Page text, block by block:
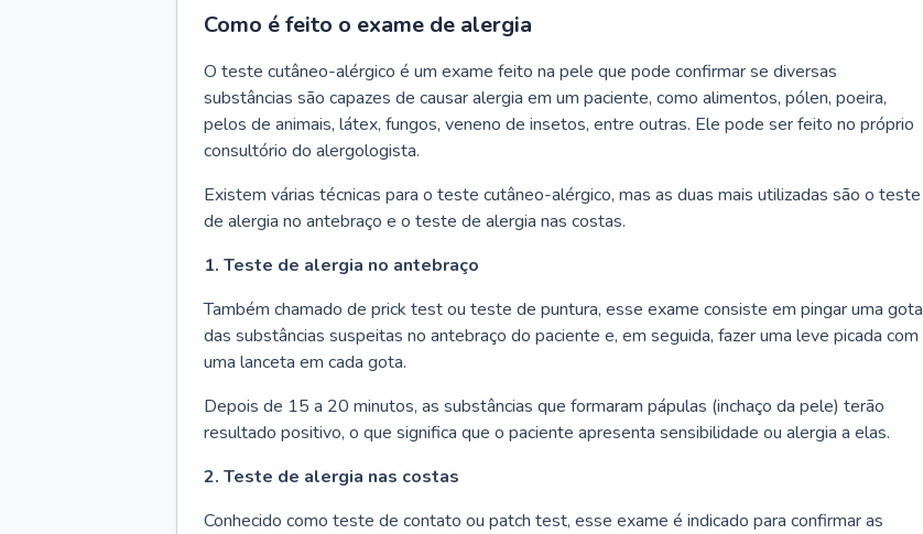
Como é feito o exame de alergia
O teste cutâneo-alérgico é um exame feito na pele que pode confirmar se diversas
substâncias são capazes de causar alergia em um paciente, como alimentos, pólen, poeira,
pelos de animais, látex, fungos, veneno de insetos, entre outras. Ele pode ser feito no próprio
consultório do alergologista.
Existem várias técnicas para o teste cutâneo-alérgico, mas as duas mais utilizadas são o teste
de alergia no antebraço e o teste de alergia nas costas.
1. Teste de alergia no antebraço
Também chamado de prick test ou teste de puntura, esse exame consiste em pingar uma gota
das substâncias suspeitas no antebraço do paciente e, em seguida, fazer uma leve picada com
uma lanceta em cada gota.
Depois de 15 a 20 minutos, as substâncias que formaram pápulas (inchaço da pele) terão
resultado positivo, o que significa que o paciente apresenta sensibilidade ou alergia a elas.
2. Teste de alergia nas costas
Conhecido como teste de contato ou patch test, esse exame é indicado para confirmar as